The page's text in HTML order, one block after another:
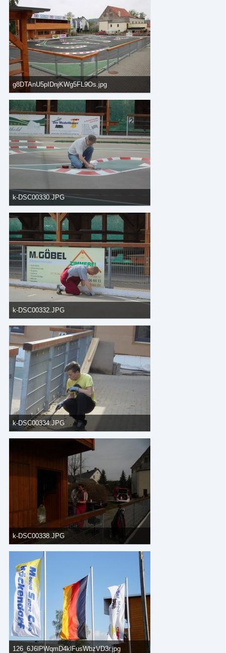
g8DTAnU5pIDnjKWg5FL9Os.jpg
35,24 kB, 640×427, 758 mal angesehen
k-DSC00330.JPG
74,27 kB, 800×600, 626 mal angesehen
k-DSC00332.JPG
82,4 kB, 800×600, 598 mal angesehen
k-DSC00334.JPG
106,18 kB, 600×800, 596 mal angesehen
k-DSC00338.JPG
56,71 kB, 800×600, 592 mal angesehen
126_6J6lPWqmD4klFusWbzVD3r.jpg